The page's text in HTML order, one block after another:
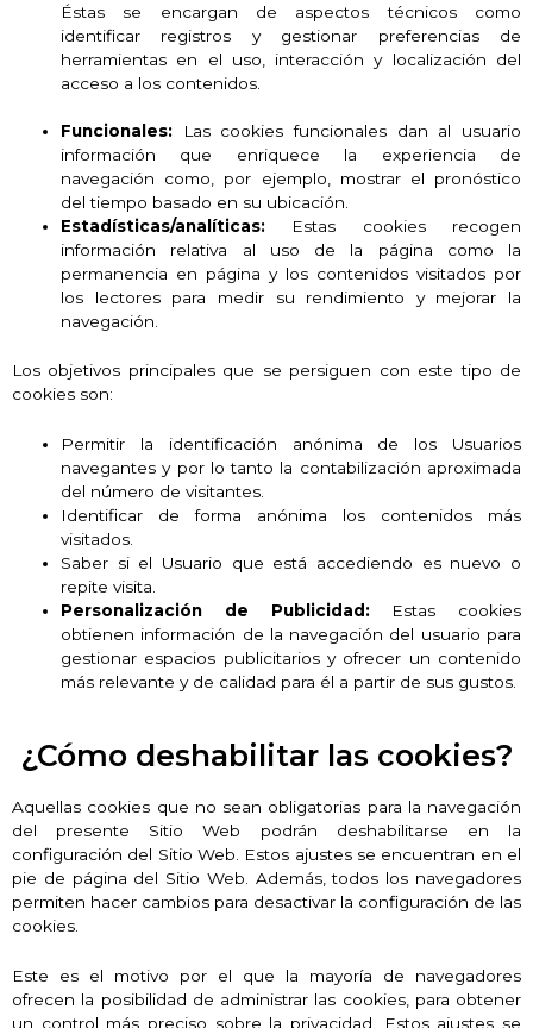
Éstas se encargan de aspectos técnicos como
identificar registros y gestionar preferencias de
herramientas en el uso, interacción y localización del
acceso a los contenidos.
Funcionales: Las cookies funcionales dan al usuario
información que enriquece la experiencia de
navegación como, por ejemplo, mostrar el pronóstico
del tiempo basado en su ubicación.
Estadísticas/analíticas: Estas cookies recogen
información relativa al uso de la página como la
permanencia en página y los contenidos visitados por
los lectores para medir su rendimiento y mejorar la
navegación.
Los objetivos principales que se persiguen con este tipo de
cookies son:
Permitir la identificación anónima de los Usuarios
navegantes y por lo tanto la contabilización aproximada
del número de visitantes.
Identificar de forma anónima los contenidos más
visitados.
Saber si el Usuario que está accediendo es nuevo o
repite visita.
Personalización de Publicidad:Estas cookies
obtienen información de la navegación del usuario para
gestionar espacios publicitarios y ofrecer un contenido
más relevante y de calidad para él a partir de sus gustos.
¿Cómo deshabilitar las cookies?
Aquellas cookies que no sean obligatorias para la navegación
del presente Sitio Web podrán deshabilitarse en la
configuración del Sitio Web. Estos ajustes se encuentran en el
pie de página del Sitio Web. Además, todos los navegadores
permiten hacer cambios para desactivar la configuración de las
cookies.
Este es el motivo por el que la mayoría de navegadores
ofrecen la posibilidad de administrar las cookies, para obtener
un control más preciso sobre la privacidad. Estos ajustes se